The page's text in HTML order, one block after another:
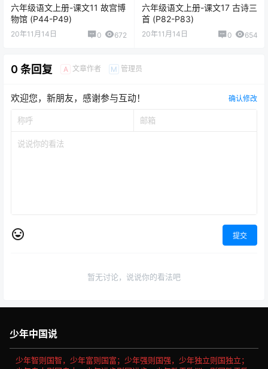
六年级语文上册-课文11 故宫博
物馆 (P44-P49)
20年11月14日 0 672
六年级语文上册-课文17 古诗三
首 (P82-P83)
20年11月14日 0 654
0 条回复 A 文章作者 M 管理员
欢迎您，新朋友，感谢参与互动！ 确认修改
提交
暂无讨论，说说你的看法吧
少年中国说
少年智则国智，少年富则国富；少年强则国强，少年独立则国独立；